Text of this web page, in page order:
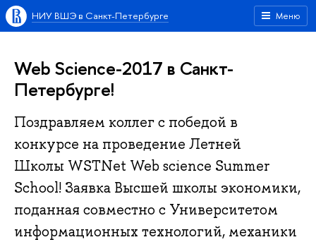
Меню
НИУ ВШЭ в Санкт-Петербурге
Web Science-2017 в Санкт-
Петербурге!
Поздравляем коллег с победой в
конкурсе на проведение Летней
Школы WSTNet Web science Summer
School! Заявка Высшей школы экономики,
поданная совместно с Университетом
информационных технологий, механики